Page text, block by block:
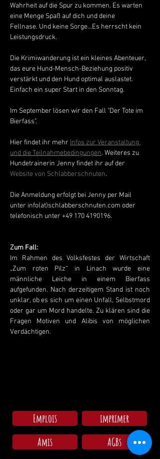
Wahrheit auf die Spur zu kommen. Es warten
eine Menge Spaß auf dich und deine
Fellnase. Und keine Sorge...Es herrscht kein
Leistungsdruck.
Die Krimiwanderung ist ein kleines Abenteuer,
das eure Hund-Mensch-Beziehung positiv
verstärkt und den Hund optimal auslastet.
Einfach ein super Start in den Sonntag.
Im September lösen wir den Fall "Der Tote im
Bierfass".
Hier findet ihr mehr Infos zur Veranstaltung
und die Teilnahmebedingungen. Weiteres zu
Hundetrainerin Jenny findet ihr auf der
Website von Schlabberschnuten.
Die Anmeldung erfolgt bei Jenny per Mail
unter info(at)schlabberschnuten.com oder
telefonisch unter +49 170 4190196.
Zum Fall:
Im Rahmen des Volksfestes der Wirtschaft
„Zum roten Pilz“ in Linach wurde eine
männliche Leiche in einem Bierfass
aufgefunden. Nach derzeitigem Stand ist noch
unklar, ob es sich um einen Unfall, Selbstmord
oder gar um Mord handelte. Zu klären sind die
Fragen Motiven und Alibis von möglichen
Verdächtigen.
Emplois
imprimer
Amis
AGBs